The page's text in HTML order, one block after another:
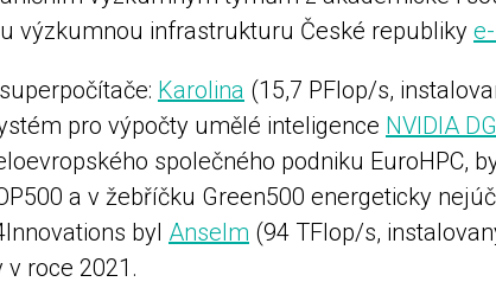
výzkumnou infrastrukturu České republiky
Karolina (15,7 PFlop/s,
pro výpočty umělé inteligence NVIDIA
společného podniku EuroHPC,
a v žebříčku Green500 energeticky
byl Anselm (94 TFlop/s,
roce 2021.